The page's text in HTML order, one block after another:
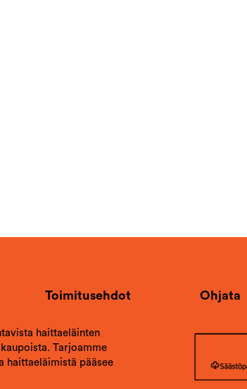
Toimitusehdot Ohjata
haittaeläinten
Tarjoamme
haittaeläimistä pääsee